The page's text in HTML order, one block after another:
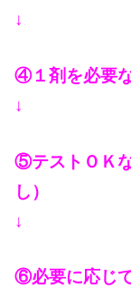
↓
④１剤を必要
↓
⑤テストＯＫ
し）
↓
⑥必要に応じ